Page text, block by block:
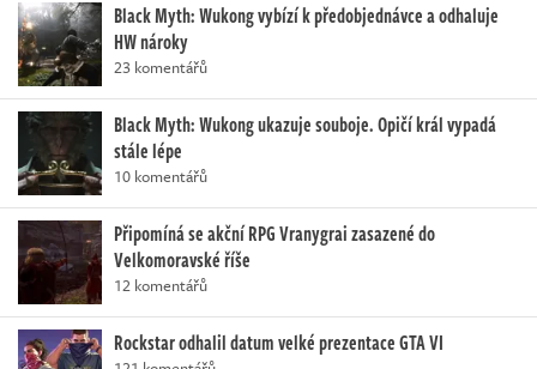
Black Myth: Wukong vybízí k předobjednávce a odhaluje
HW nároky
23 komentářů
Black Myth: Wukong ukazuje souboje. Opičí král vypadá
stále lépe
10 komentářů
Připomíná se akční RPG Vranygrai zasazené do
Velkomoravské říše
12 komentářů
Rockstar odhalil datum velké prezentace GTA VI